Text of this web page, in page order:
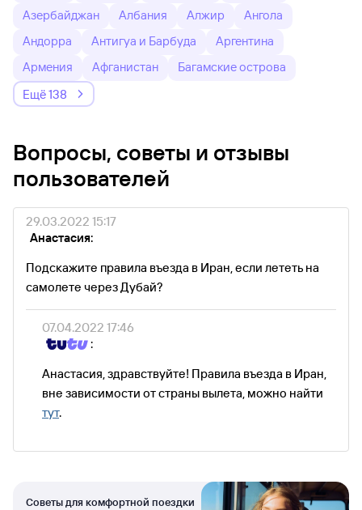
Азербайджан
Албания Алжир
Ангола
Андорра
Антигуа и Барбуда
Аргентина
Армения
Афганистан
Багамские острова
Ещё 138
Вопросы, советы и отзывы
пользователей
29.03.2022 15:17
Анастасия:
Подскажите правила въезда в Иран, если лететь на
самолете через Дубай?
07.04.2022 17:46
:
Анастасия, здравствуйте! Правила въезда в Иран,
вне зависимости от страны вылета, можно найти
тут.
Советы для комфортной поездки